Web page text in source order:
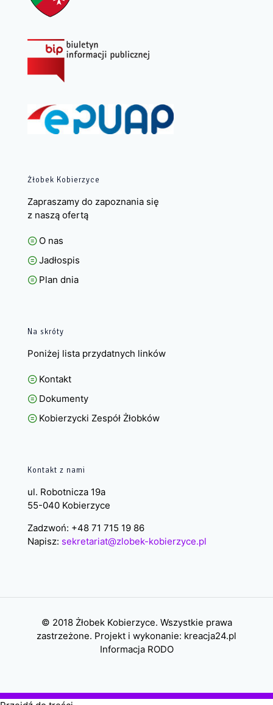
Żłobek Kobierzyce
Zapraszamy do zapoznania się
z naszą ofertą
O nas
Jadłospis
Plan dnia
Na skróty
Poniżej lista przydatnych linków
Kontakt
Dokumenty
Kobierzycki Zespół Żłobków
Kontakt z nami
ul. Robotnicza 19a
55-040 Kobierzyce
Zadzwoń: +48 71 715 19 86
Napisz: sekretariat@zlobek-kobierzyce.pl
© 2018 Żłobek Kobierzyce. Wszystkie prawa
zastrzeżone. Projekt i wykonanie: kreacja24.pl
Informacja RODO